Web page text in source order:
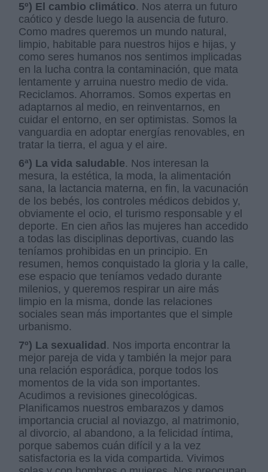
5º) El cambio climático. Nos aterra un futuro
caótico y desde luego la ausencia de futuro.
Como madres queremos un mundo natural,
limpio, habitable para nuestros hijos e hijas, y
como seres humanos nos sentimos implicadas
en la lucha contra la contaminación, que mata
lentamente y arruina nuestro medio de vida.
Reciclamos. Ahorramos. Somos expertas en
adaptarnos al medio, en reinventarnos, en
cuidar el entorno, en ser optimistas. Somos la
vanguardia en adoptar energías renovables, en
tratar la tierra, el agua y el aire.
6ª) La vida saludable. Nos interesan la
mesura, la estética, la moda, la alimentación
sana, la lactancia materna, en fin, la vacunación
de los bebés, los controles médicos debidos y,
obviamente el ocio, el turismo responsable y el
deporte. En cien años las mujeres han accedido
a todas las disciplinas deportivas, cuando las
teníamos prohibidas en un principio. En
resumen, hemos conquistado la gloria y la calle,
ese espacio que teníamos vedado durante
milenios, y queremos respirar un aire más
limpio en la misma, donde las relaciones
sociales sean más importantes que el simple
urbanismo.
7º) La sexualidad . Nos importa encontrar la
mejor pareja de vida y también la mejor para
una relación esporádica, porque todos los
momentos de la vida son importantes.
Acudimos a revisiones ginecológicas.
Planificamos nuestros embarazos y damos
importancia crucial al noviazgo, al matrimonio,
al divorcio, al abandono, a la felicidad íntima,
porque sabemos cuán difícil y a la vez
satisfactoria es la vida compartida. Vivimos